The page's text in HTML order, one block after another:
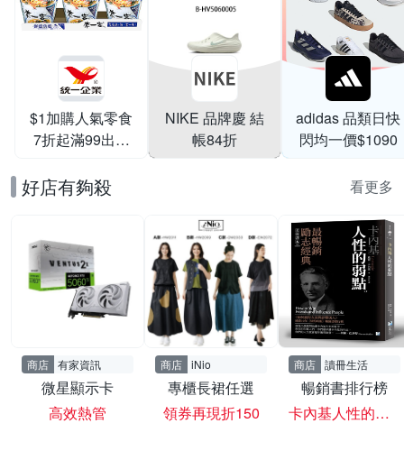
$1加購人氣零食
7折起滿99出貨
NIKE 品牌慶 結
帳84折
adidas 品類日快
閃均一價$1090
好店有夠殺 看更多
商店 有家資訊
微星顯示卡
高效熱管
商店 iNio
專櫃長裙任選
領券再現折150
商店 讀冊生活
暢銷書排行榜
卡內基人性的弱點